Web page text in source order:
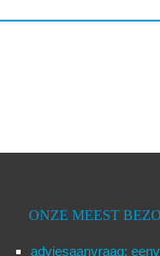
ONZE MEEST
adviesaanvraag: